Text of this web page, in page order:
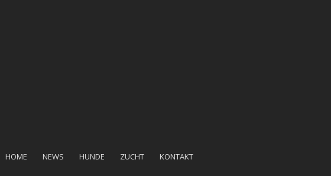
HOME NEWS HUNDE ZUCHT KONTAKT